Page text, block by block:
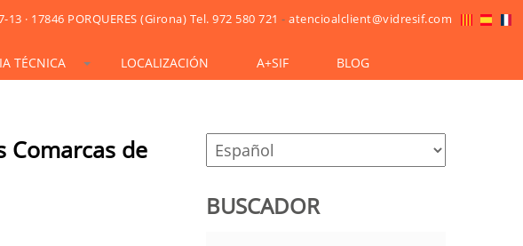
· 17846 PORQUERES (Girona) Tel. 972 580 721 -atencioalclient@vidresif.com
TÉCNICA LOCALIZACIÓN A+SIF BLOG
Comarcas de
BUSCADOR